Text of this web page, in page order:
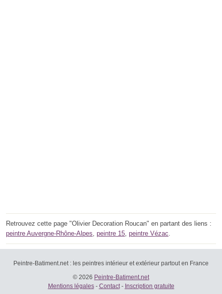
Retrouvez cette page "Olivier Decoration Roucan" en partant des liens :
peintre Auvergne-Rhône-Alpes peintre 15 peintre Vézac
Peintre-Batiment.net : les peintres intérieur et extérieur partout en France
© 2026 Peintre-Batiment.net
Mentions légales- Contact- Inscription gratuite